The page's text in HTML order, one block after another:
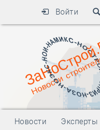
Войти
Новости Эксперты